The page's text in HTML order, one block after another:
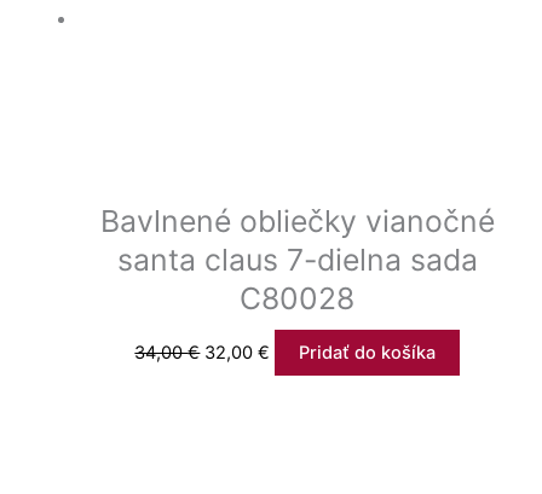
Bavlnené obliečky vianočné
santa claus 7-dielna sada
C80028
34,00€ 32,00€ Pridať do košíka